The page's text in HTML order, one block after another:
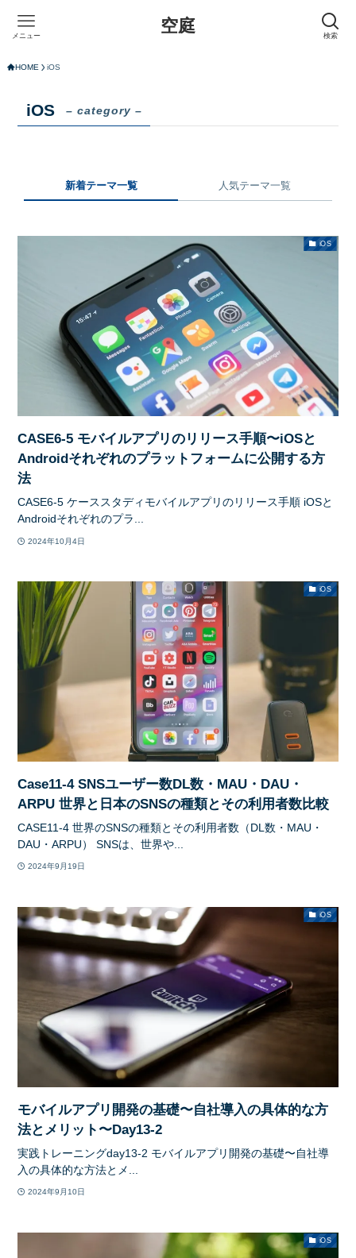
空庭 検索
メニュー
HOME iOS
iOS – category –
新着テーマ一覧 人気テーマ一覧
iOS
CASE6-5 モバイルアプリのリリース手順〜iOSと
Androidそれぞれのプラットフォームに公開する方
法
CASE6-5 ケーススタディモバイルアプリのリリース手順 iOSと
Androidそれぞれのプラ...
2024年10月4日
iOS
Case11-4 SNSユーザー数DL数・MAU・DAU・
ARPU 世界と日本のSNSの種類とその利用者数比較
CASE11-4 世界のSNSの種類とその利用者数（DL数・MAU・
DAU・ARPU） SNSは、世界や...
2024年9月19日
iOS
モバイルアプリ開発の基礎〜自社導入の具体的な方
法とメリット〜Day13-2
実践トレーニングday13-2 モバイルアプリ開発の基礎〜自社導
入の具体的な方法とメ...
2024年9月10日
iOS